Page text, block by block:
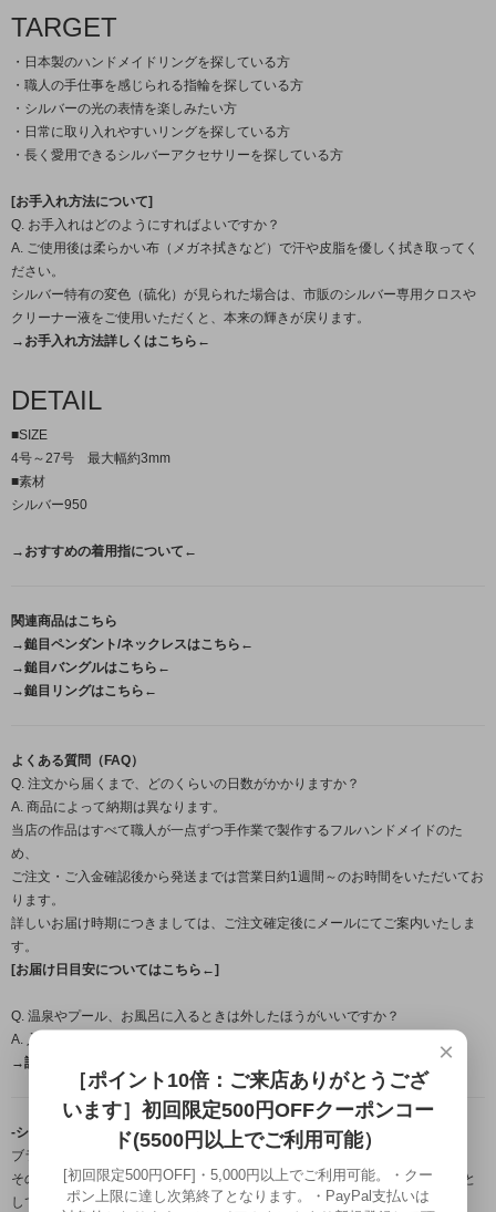
TARGET
・日本製のハンドメイドリングを探している方
・職人の手仕事を感じられる指輪を探している方
・シルバーの光の表情を楽しみたい方
・日常に取り入れやすいリングを探している方
・長く愛用できるシルバーアクセサリーを探している方
[お手入れ方法について]
Q. お手入れはどのようにすればよいですか？
A. ご使用後は柔らかい布（メガネ拭きなど）で汗や皮脂を優しく拭き取ってく
ださい。
シルバー特有の変色（硫化）が見られた場合は、市販のシルバー専用クロスや
クリーナー液をご使用いただくと、本来の輝きが戻ります。
→お手入れ方法詳しくはこちら←
DETAIL
■SIZE
4号～27号 最大幅約3mm
■素材
シルバー950
→おすすめの着用指について←
関連商品はこちら
→鎚目ペンダント/ネックレスはこちら←
→鎚目バングルはこちら←
→鎚目リングはこちら←
よくある質問（FAQ）
Q. 注文から届くまで、どのくらいの日数がかかりますか？
A. 商品によって納期は異なります。
当店の作品はすべて職人が一点ずつ手作業で製作するフルハンドメイドのた
め、
ご注文・ご入金確認後から発送までは営業日約1週間～のお時間をいただいてお
ります。
詳しいお届け時期につきましては、ご注文確定後にメールにてご案内いたしま
す。
[お届け日目安についてはこちら←]
Q. 温泉やプール、お風呂に入るときは外したほうがいいですか？
A. 入浴時の着用は避けて頂くことをおすすめします。
→詳しくはこちら（FAQ）←
-シルバーアクセサリーブランド「龍頭」について-
ブランド名の「龍頭」とは梵鐘の最上部にある鐘を吊るす留め金の名。
その良し悪しで鐘の風格さえも変えてしまう必要不可欠な大事な部分を由来と
しており、
×
［ポイント10倍：ご来店ありがとうござ
います］初回限定500円OFFクーポンコー
ド(5500円以上でご利用可能）
[初回限定500円OFF]・5,000円以上でご利用可能。・クー
ポン上限に達し次第終了となります。・PayPal支払いは